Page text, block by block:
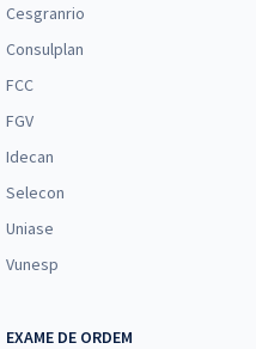
Cesgranrio
Consulplan
FCC
FGV
Idecan
Selecon
Uniase
Vunesp
EXAME DE ORDEM